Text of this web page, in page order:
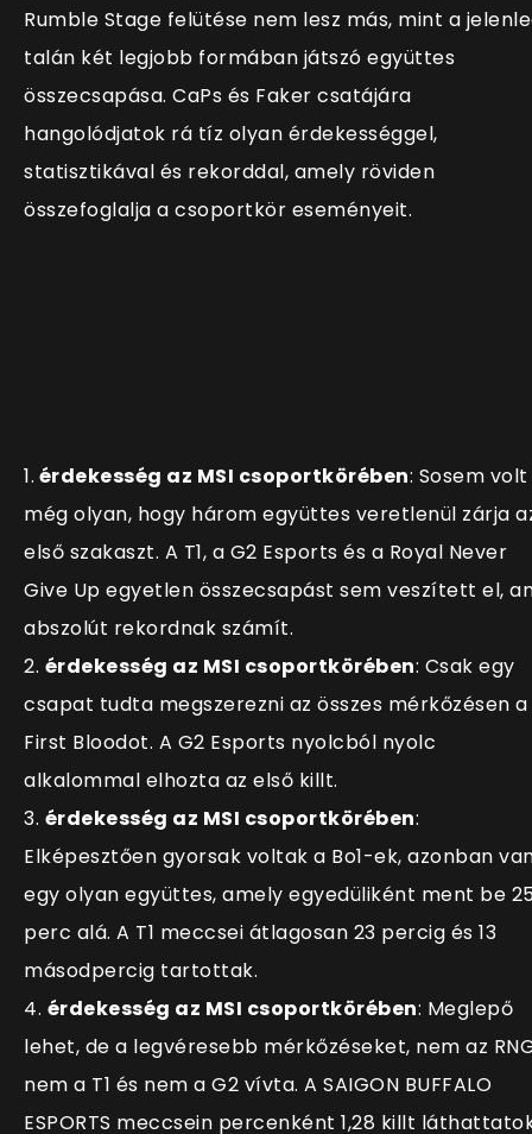
Rumble Stage felütése nem lesz más, mint a
talán két legjobb formában játszó együttes
összecsapása. CaPs és Faker csatájára
hangolódjatok rá tíz olyan érdekességgel,
statisztikával és rekorddal, amely röviden
összefoglalja a csoportkör eseményeit.
1. érdekesség az MSI csoportkörében: Sosem volt
még olyan, hogy három együttes veretlenül zárja
első szakaszt. A T1, a G2 Esports és a Royal Never
Give Up egyetlen összecsapást sem veszített el,
abszolút rekordnak számít.
2. érdekesség az MSI csoportkörében: Csak egy
csapat tudta megszerezni az összes mérkőzésen a
First Bloodot. A G2 Esports nyolcból nyolc
alkalommal elhozta az első killt.
3. érdekesség az MSI csoportkörében:
Elképesztően gyorsak voltak a Bo1-ek, azonban
egy olyan együttes, amely egyedüliként ment be
perc alá. A T1 meccsei átlagosan 23 percig és 13
másodpercig tartottak.
4. érdekesség az MSI csoportkörében: Meglepő
lehet, de a legvéresebb mérkőzéseket, nem az
nem a T1 és nem a G2 vívta. A SAIGON BUFFALO
ESPORTS meccsein percenként 1,28 killt